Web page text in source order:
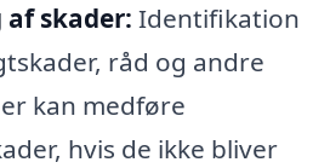
skader: Identifikation
råd og andre
kan medføre
hvis de ikke bliver